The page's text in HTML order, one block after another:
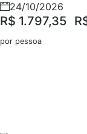
24/10/2026
R$ 1.797,35
por pessoa